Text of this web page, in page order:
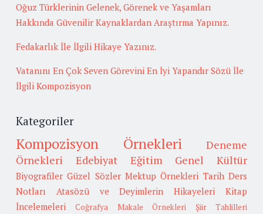
Oğuz Türklerinin Gelenek, Görenek ve Yaşamları
Hakkında Güvenilir Kaynaklardan Araştırma Yapınız.
Fedakarlık İle İlgili Hikaye Yazınız.
Vatanını En Çok Seven Görevini En İyi Yapandır Sözü İle
İlgili Kompozisyon
Kategoriler
Kompozisyon Örnekleri
Deneme
Örnekleri
Edebiyat Eğitim Genel Kültür
Biyografiler Güzel Sözler Mektup Örnekleri Tarih Ders
Notları
Atasözü ve Deyimlerin Hikayeleri
Kitap
İncelemeleri
Coğrafya Makale Örnekleri Şiir Tahlilleri